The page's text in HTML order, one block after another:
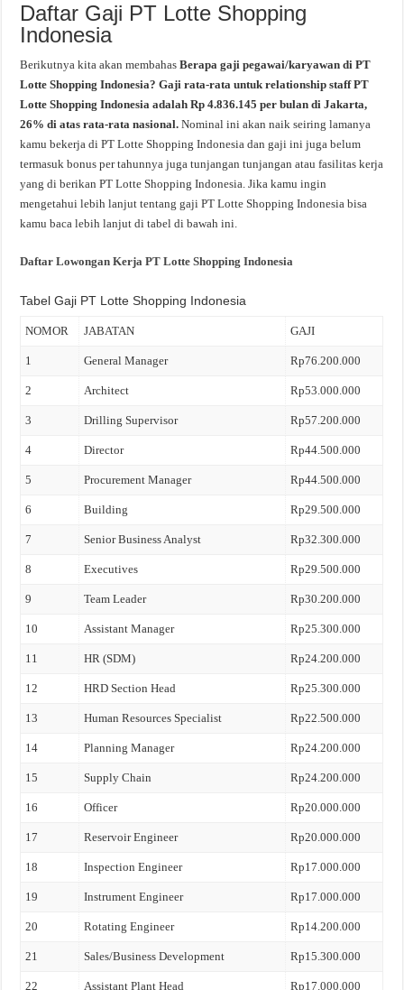
Daftar Gaji PT Lotte Shopping
Indonesia
Berikutnya kita akan membahasBerapa gaji pegawai/karyawan di PT
Lotte Shopping Indonesia? Gaji rata-rata untuk relationship staff PT
Lotte Shopping Indonesia adalah Rp 4.836.145 per bulan di Jakarta,
26% di atas rata-rata nasional.Nominal ini akan naik seiring lamanya
kamu bekerja di PT Lotte Shopping Indonesia dan gaji ini juga belum
termasuk bonus per tahunnya juga tunjangan tunjangan atau fasilitas kerja
yang di berikan PT Lotte Shopping Indonesia. Jika kamu ingin
mengetahui lebih lanjut tentang gaji PT Lotte Shopping Indonesia bisa
kamu baca lebih lanjut di tabel di bawah ini.
Daftar Lowongan Kerja PT Lotte Shopping Indonesia
Tabel Gaji PT Lotte Shopping Indonesia
NOMOR JABATAN GAJI
1 General Manager Rp76.200.000
2 Architect Rp53.000.000
3 Drilling Supervisor Rp57.200.000
4 Director Rp44.500.000
5 Procurement Manager Rp44.500.000
6 Building Rp29.500.000
7 Senior Business Analyst Rp32.300.000
8 Executives Rp29.500.000
9 Team Leader Rp30.200.000
10 Assistant Manager Rp25.300.000
11 HR (SDM) Rp24.200.000
12 HRD Section Head Rp25.300.000
13 Human Resources Specialist Rp22.500.000
14 Planning Manager Rp24.200.000
15 Supply Chain Rp24.200.000
16 Officer Rp20.000.000
17 Reservoir Engineer Rp20.000.000
18 Inspection Engineer Rp17.000.000
19 Instrument Engineer Rp17.000.000
20 Rotating Engineer Rp14.200.000
21 Sales/Business Development Rp15.300.000
22 Assistant Plant Head Rp17.000.000